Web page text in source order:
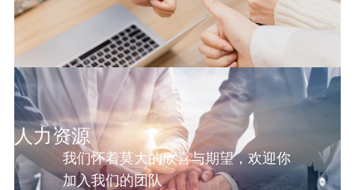
人力资源
我们怀着莫大的欣喜与期望，欢迎你
加入我们的团队